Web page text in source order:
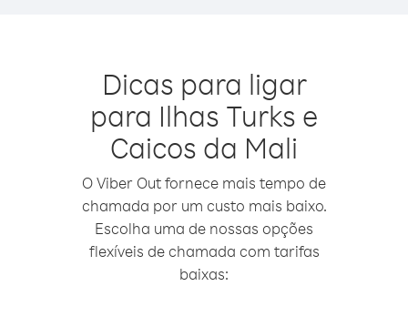
Dicas para ligar
para Ilhas Turks e
Caicos da Mali
O Viber Out fornece mais tempo de
chamada por um custo mais baixo.
Escolha uma de nossas opções
flexíveis de chamada com tarifas
baixas: